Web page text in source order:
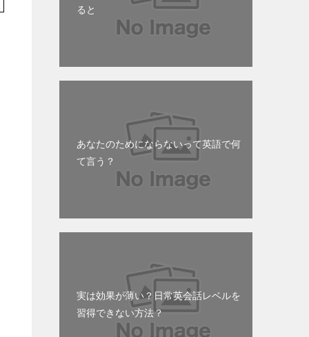
ると
あなたのためにならないって英語で何
て言う？
実は効果が薄い？日常英会話レベルを
習得できない方法？